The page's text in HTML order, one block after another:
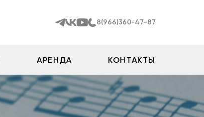
8(966)360-47-87
АРЕНДА КОНТАКТЫ